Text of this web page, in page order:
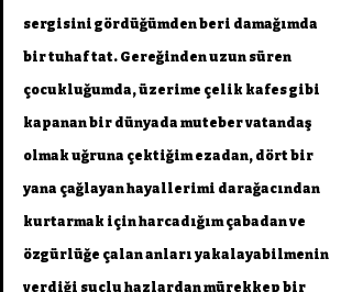
sergisini gördüğümden beri damağımda
bir tuhaf tat. Gereğinden uzun süren
çocukluğumda, üzerime çelik kafes gibi
kapanan bir dünyada muteber vatandaş
olmak uğruna çektiğim ezadan, dört bir
yana çağlayan hayallerimi darağacından
kurtarmak için harcadığım çabadan ve
özgürlüğe çalan anları yakalayabilmenin
verdiği suçlu hazlardan mürekkep bir